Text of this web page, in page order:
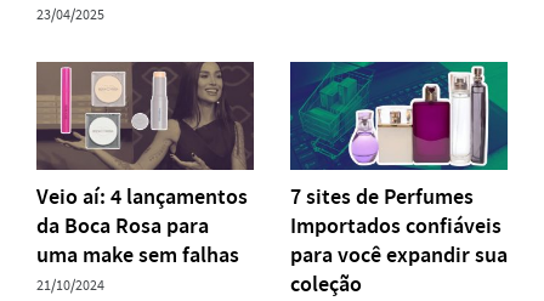
23/04/2025
Veio aí: 4 lançamentos
da Boca Rosa para
uma make sem falhas
21/10/2024
7 sites de Perfumes
Importados confiáveis
para você expandir sua
coleção